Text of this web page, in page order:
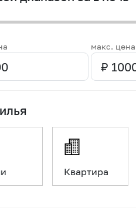
макс. цена
Квартира